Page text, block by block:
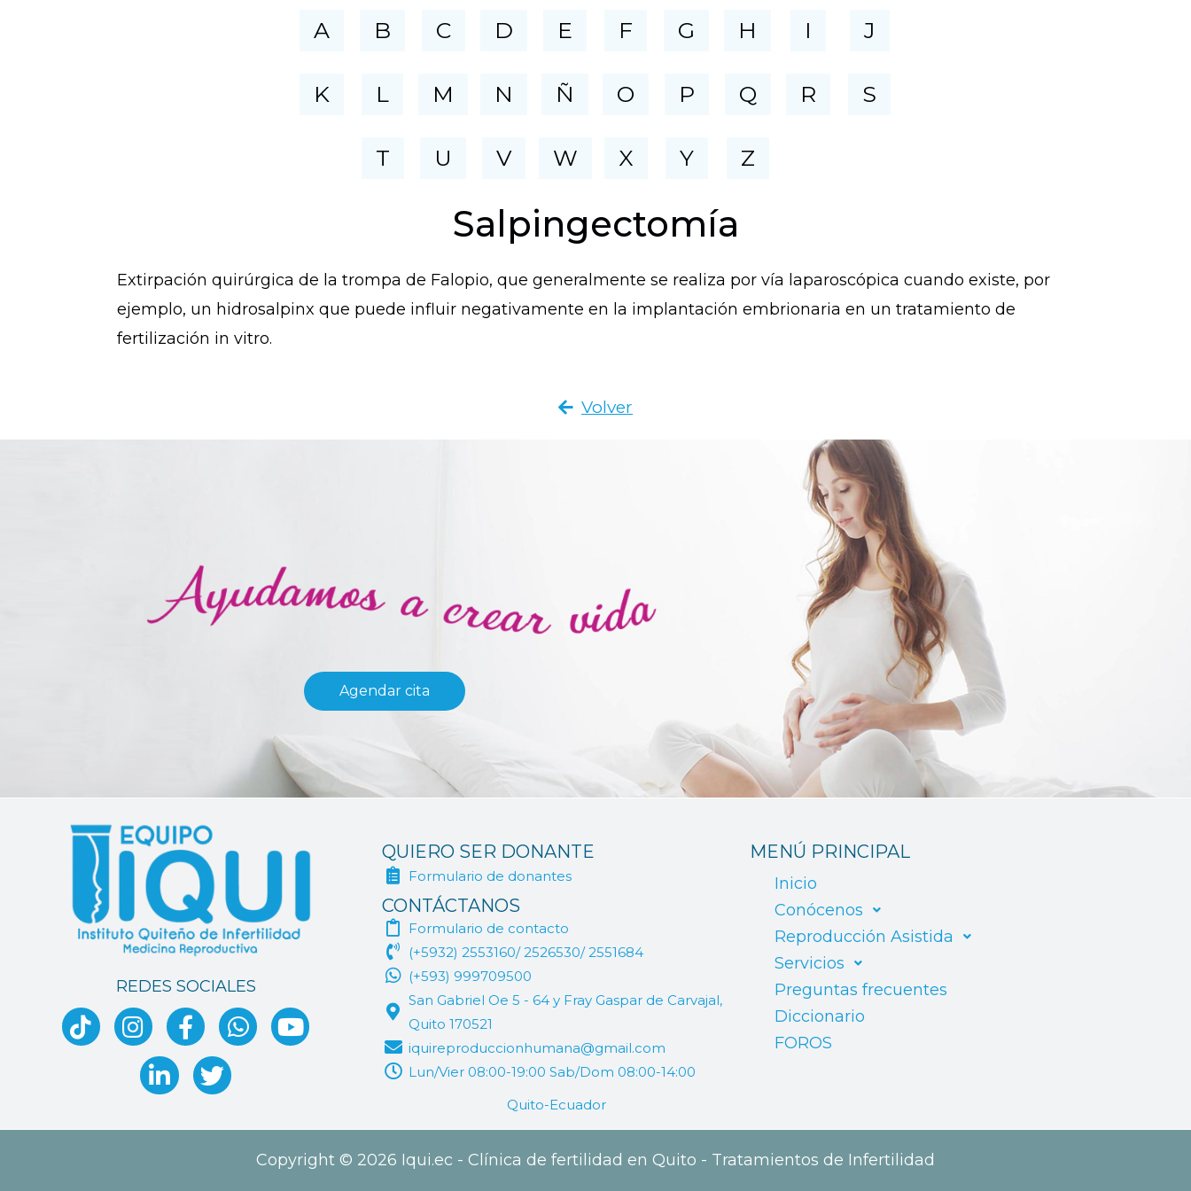
A
K
B
L
T
C
M
U
D
N
V
E
Ñ
W
F
O
X
G
P
Y
H
Q
Z
I
R
J
S
Salpingectomía
Extirpación quirúrgica de la trompa de Falopio, que generalmente se realiza por vía laparoscópica cuando existe, por
ejemplo, un hidrosalpinx que puede influir negativamente en la implantación embrionaria en un tratamiento de
fertilización in vitro.
Volver
Agendar cita
REDES SOCIALES
QUIERO SER DONANTE
Formulario de donantes
CONTÁCTANOS
Formulario de contacto
(+5932) 2553160/ 2526530/ 2551684
(+593) 999709500
San Gabriel Oe 5 - 64 y Fray Gaspar de Carvajal,
Quito 170521
iquireproduccionhumana@gmail.com
Lun/Vier 08:00-19:00 Sab/Dom 08:00-14:00
Quito-Ecuador
MENÚ PRINCIPAL
Inicio
Conócenos
Reproducción Asistida
Servicios
Preguntas frecuentes
Diccionario
FOROS
Copyright © 2026 Iqui.ec - Clínica de fertilidad en Quito - Tratamientos de Infertilidad